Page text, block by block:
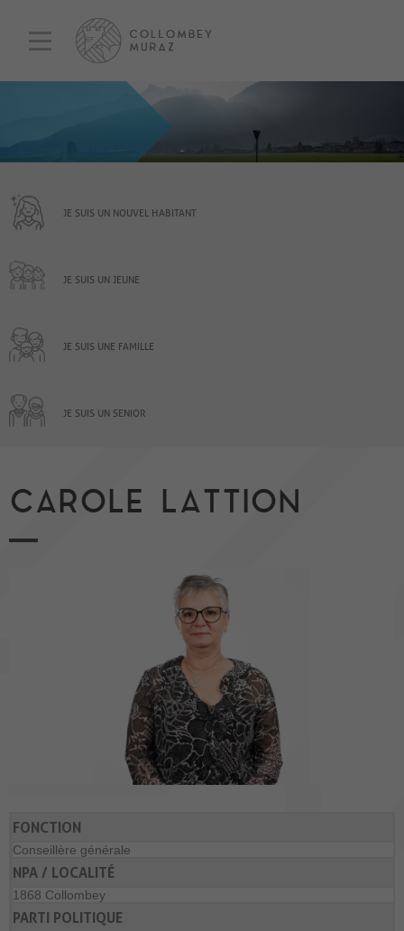
JE SUIS UN NOUVEL HABITANT
JE SUIS UN JEUNE
JE SUIS UNE FAMILLE
JE SUIS UN SENIOR
CAROLE LATTION
FONCTION
Conseillère générale
NPA / LOCALITÉ
1868 Collombey
PARTI POLITIQUE